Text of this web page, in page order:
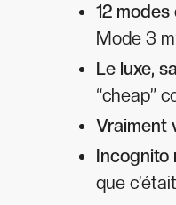
12
Mode 3
Le luxe,
“cheap”
Vraiment
Incognito
que